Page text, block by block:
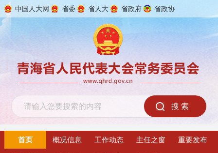
中国人大网 省委 省人大 省政府 省政协
首页 概况信息 工作动态 主任之窗 重要发布